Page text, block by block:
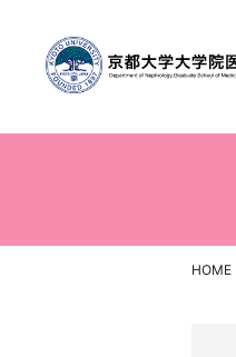
HOME